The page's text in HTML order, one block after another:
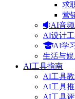
求
营
AI音
AI设计
AI学
生活与
AI工具指南
AI工具
AI工具
AI工具评